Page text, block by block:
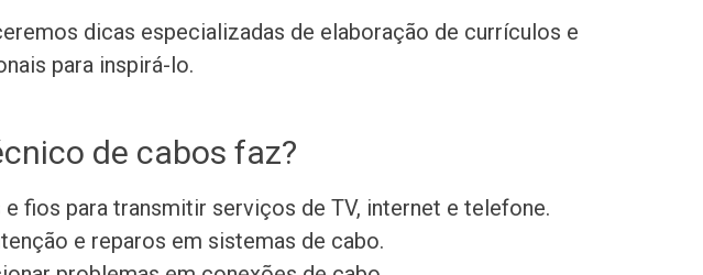
dicas especializadas de elaboração de currículos e
para inspirá-lo.
de cabos faz?
e fios para transmitir serviços de TV, internet e telefone.
e reparos em sistemas de cabo.